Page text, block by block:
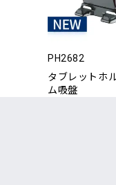
PH2682
タブレットホ
ム吸盤